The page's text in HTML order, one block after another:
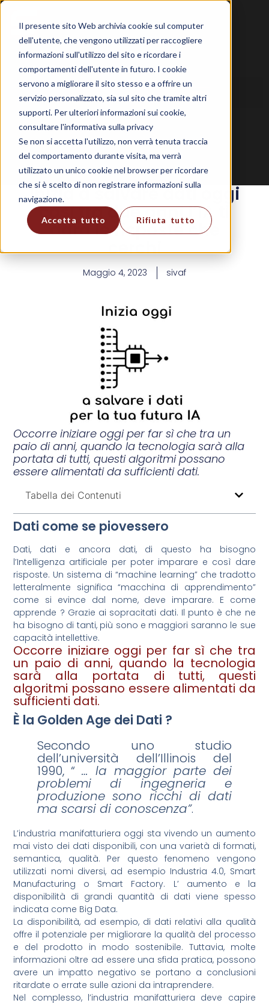
Il presente sito Web archivia cookie sul computer
dell'utente, che vengono utilizzati per raccogliere
informazioni sull'utilizzo del sito e ricordare i
comportamenti dell'utente in futuro. I cookie
servono a migliorare il sito stesso e a offrire un
servizio personalizzato, sia sul sito che tramite altri
supporti. Per ulteriori informazioni sui cookie,
consultare l'informativa sulla privacy
Se non si accetta l'utilizzo, non verrà tenuta traccia
del comportamento durante visita, ma verrà
utilizzato un unico cookie nel browser per ricordare
che si è scelto di non registrare informazioni sulla
navigazione.
Accetta tutto Rifiuta tutto
Inizia a salvare dati oggi
così tra due anni l’IA ti
darà le risposte che
cerchi
Maggio 4, 2023 sivaf
Occorre iniziare oggi per far sì che tra un
paio di anni, quando la tecnologia sarà alla
portata di tutti, questi algoritmi possano
essere alimentati da sufficienti dati.
Tabella dei Contenuti
Dati come se piovessero
Dati, dati e ancora dati, di questo ha bisogno
l’Intelligenza artificiale per poter imparare e così dare
risposte. Un sistema di “machine learning” che tradotto
letteralmente significa “macchina di apprendimento”
come si evince dal nome, deve imparare. E come
apprende ? Grazie ai sopracitati dati. Il punto è che ne
ha bisogno di tanti, più sono e maggiori saranno le sue
capacità intellettive.
Occorre iniziare oggi per far sì che tra
un paio di anni, quando la tecnologia
sarà alla portata di tutti, questi
algoritmi possano essere alimentati da
sufficienti dati.
È la Golden Age dei Dati ?
Secondo uno studio
dell’università dell’Illinois del
1990, “… la maggior parte dei
problemi di ingegneria e
produzione sono ricchi di dati
ma scarsi di conoscenza”.
L’industria manifatturiera oggi sta vivendo un aumento
mai visto dei dati disponibili, con una varietà di formati,
semantica, qualità. Per questo fenomeno vengono
utilizzati nomi diversi, ad esempio Industria 4.0, Smart
Manufacturing o Smart Factory. L’ aumento e la
disponibilità di grandi quantità di dati viene spesso
indicata come Big Data.
La disponibilità, ad esempio, di dati relativi alla qualità
offre il potenziale per migliorare la qualità del processo
e del prodotto in modo sostenibile. Tuttavia, molte
informazioni oltre ad essere una sfida pratica, possono
avere un impatto negativo se portano a conclusioni
ritardate o errate sulle azioni da intraprendere.
Nel complesso, l’industria manifatturiera deve capire